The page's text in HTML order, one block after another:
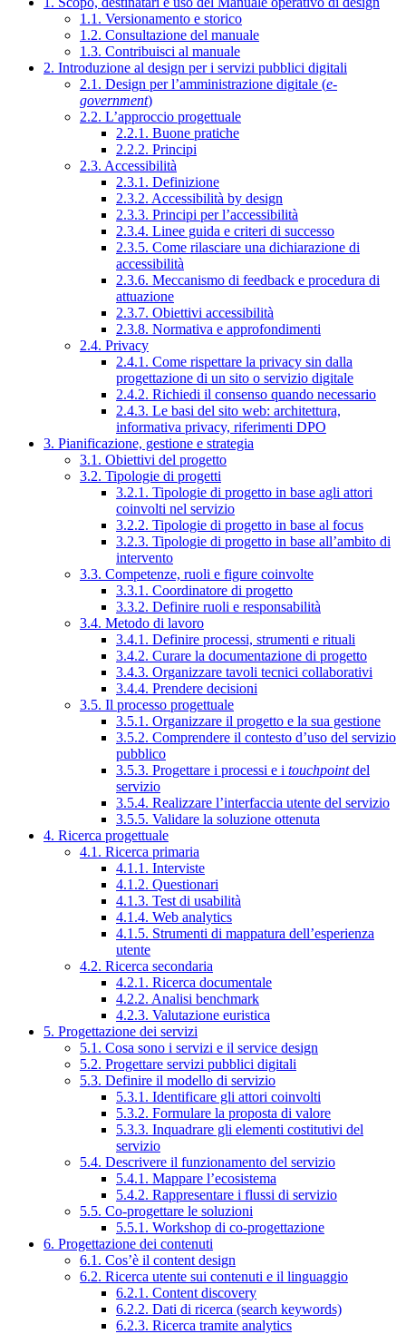
1.1. Versionamento e storico
1.2. Consultazione del manuale
1.3. Contribuisci al manuale
2. Introduzione al design per i servizi pubblici digitali
2.1. Design per l’amministrazione digitale (e-
government)
2.2. L’approccio progettuale
2.2.1. Buone pratiche
2.2.2. Principi
2.3. Accessibilità
2.3.1. Definizione
2.3.2. Accessibilità by design
2.3.3. Principi per l’accessibilità
2.3.4. Linee guida e criteri di successo
2.3.5. Come rilasciare una dichiarazione di
accessibilità
2.3.6. Meccanismo di feedback e procedura di
attuazione
2.3.7. Obiettivi accessibilità
2.3.8. Normativa e approfondimenti
2.4. Privacy
2.4.1. Come rispettare la privacy sin dalla
progettazione di un sito o servizio digitale
2.4.2. Richiedi il consenso quando necessario
2.4.3. Le basi del sito web: architettura,
informativa privacy, riferimenti DPO
3. Pianificazione, gestione e strategia
3.1. Obiettivi del progetto
3.2. Tipologie di progetti
3.2.1. Tipologie di progetto in base agli attori
coinvolti nel servizio
3.2.2. Tipologie di progetto in base al focus
3.2.3. Tipologie di progetto in base all’ambito di
intervento
3.3. Competenze, ruoli e figure coinvolte
3.3.1. Coordinatore di progetto
3.3.2. Definire ruoli e responsabilità
3.4. Metodo di lavoro
3.4.1. Definire processi, strumenti e rituali
3.4.2. Curare la documentazione di progetto
3.4.3. Organizzare tavoli tecnici collaborativi
3.4.4. Prendere decisioni
3.5. Il processo progettuale
3.5.1. Organizzare il progetto e la sua gestione
3.5.2. Comprendere il contesto d’uso del servizio
pubblico
3.5.3. Progettare i processi e i touchpointdel
servizio
3.5.4. Realizzare l’interfaccia utente del servizio
3.5.5. Validare la soluzione ottenuta
4. Ricerca progettuale
4.1. Ricerca primaria
4.1.1. Interviste
4.1.2. Questionari
4.1.3. Test di usabilità
4.1.4. Web analytics
4.1.5. Strumenti di mappatura dell’esperienza
utente
4.2. Ricerca secondaria
4.2.1. Ricerca documentale
4.2.2. Analisi benchmark
4.2.3. Valutazione euristica
5. Progettazione dei servizi
5.1. Cosa sono i servizi e il service design
5.2. Progettare servizi pubblici digitali
5.3. Definire il modello di servizio
5.3.1. Identificare gli attori coinvolti
5.3.2. Formulare la proposta di valore
5.3.3. Inquadrare gli elementi costitutivi del
servizio
5.4. Descrivere il funzionamento del servizio
5.4.1. Mappare l’ecosistema
5.4.2. Rappresentare i flussi di servizio
5.5. Co-progettare le soluzioni
5.5.1. Workshop di co-progettazione
6. Progettazione dei contenuti
6.1. Cos’è il content design
6.2. Ricerca utente sui contenuti e il linguaggio
6.2.1. Content discovery
6.2.2. Dati di ricerca (search keywords)
6.2.3. Ricerca tramite analytics